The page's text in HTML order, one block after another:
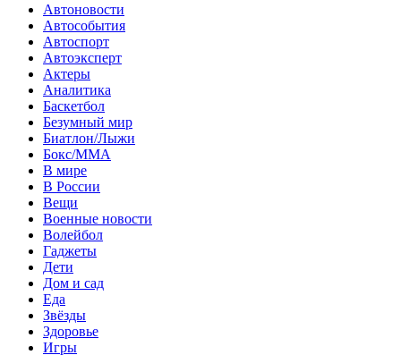
Автоновости
Автособытия
Автоспорт
Автоэксперт
Актеры
Аналитика
Баскетбол
Безумный мир
Биатлон/Лыжи
Бокс/MMA
В мире
В России
Вещи
Военные новости
Волейбол
Гаджеты
Дети
Дом и сад
Еда
Звёзды
Здоровье
Игры